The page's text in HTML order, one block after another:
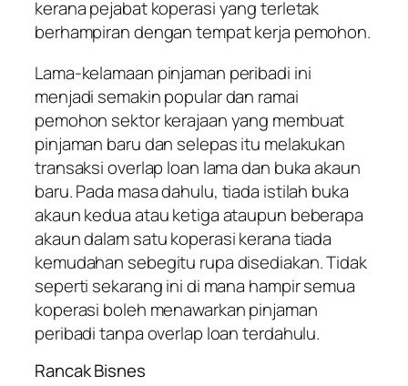
kerana pejabat koperasi yang terletak
berhampiran dengan tempat kerja pemohon.
Lama-kelamaan pinjaman peribadi ini
menjadi semakin popular dan ramai
pemohon sektor kerajaan yang membuat
pinjaman baru dan selepas itu melakukan
transaksi overlap loan lama dan buka akaun
baru. Pada masa dahulu, tiada istilah buka
akaun kedua atau ketiga ataupun beberapa
akaun dalam satu koperasi kerana tiada
kemudahan sebegitu rupa disediakan. Tidak
seperti sekarang ini di mana hampir semua
koperasi boleh menawarkan pinjaman
peribadi tanpa overlap loan terdahulu.
Rancak Bisnes